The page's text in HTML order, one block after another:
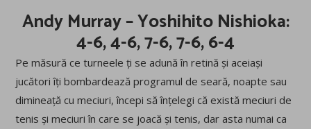
Andy Murray – Yoshihito Nishioka:
4-6, 4-6, 7-6, 7-6, 6-4
Pe măsură ce turneele ți se adună în retină și aceiași
jucători îți bombardează programul de seară, noapte sau
dimineață cu meciuri, începi să înțelegi că există meciuri de
tenis și meciuri în care se joacă și tenis, dar asta numai ca